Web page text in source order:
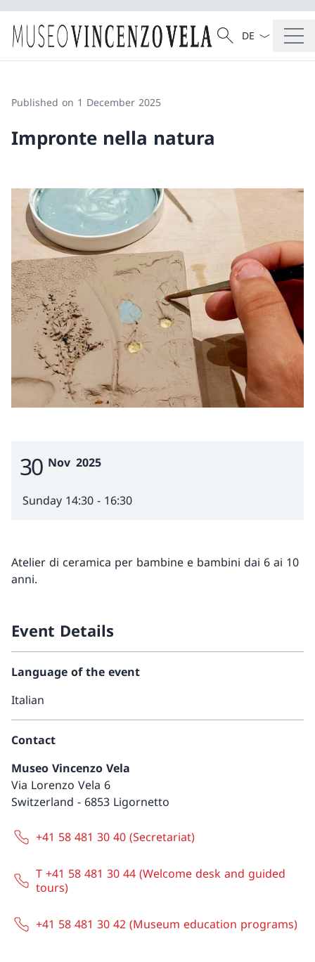
Search
Search
Language
Published on 1 December 2025
Impronte nella natura
Event Date
30 Nov 2025
Sunday 14:30 - 16:30
Atelier di ceramica per bambine e bambini dai 6 ai 10
anni.
Event Details
Language of the event
Italian
Contact
Museo Vincenzo Vela
Via Lorenzo Vela 6
Switzerland - 6853 Ligornetto
+41 58 481 30 40 (Secretariat)
T +41 58 481 30 44 (Welcome desk and guided
tours)
+41 58 481 30 42 (Museum education programs)